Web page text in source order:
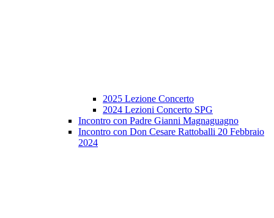
2025 Lezione Concerto
2024 Lezioni Concerto SPG
Incontro con Padre Gianni Magnaguagno
Incontro con Don Cesare Rattoballi 20 Febbraio
2024